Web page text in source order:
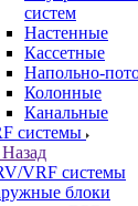
систем
Настенные
Кассетные
Напольно-
Колонные
Канальные
системы
Назад
VRF системы
блоки